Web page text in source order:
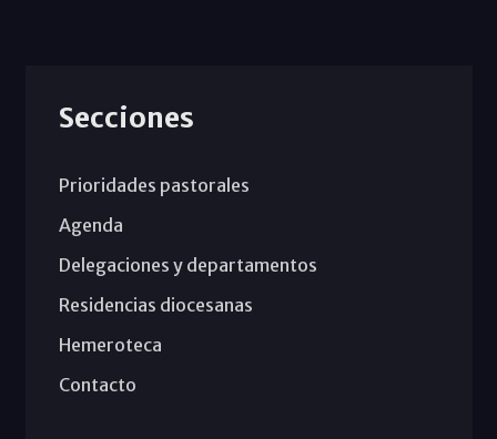
Secciones
Prioridades pastorales
Agenda
Delegaciones y departamentos
Residencias diocesanas
Hemeroteca
Contacto